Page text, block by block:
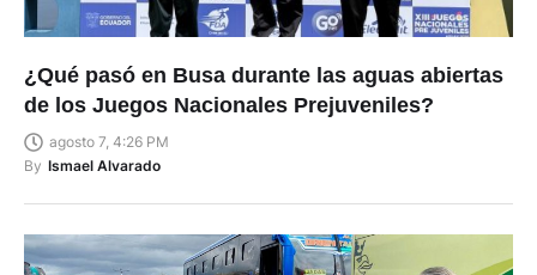
¿Qué pasó en Busa durante las aguas abiertas
de los Juegos Nacionales Prejuveniles?
agosto 7, 4:26 PM
By Ismael Alvarado